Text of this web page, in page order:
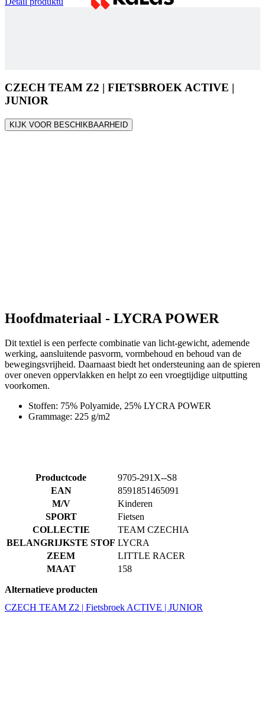
CZECH TEAM Z2 | FIETSBROEK ACTIVE |
JUNIOR
KIJK VOOR BESCHIKBAARHEID
Hoofdmateriaal - LYCRA POWER
Dit textiel is een perfecte combinatie van licht-gewicht, ademende
werking, aansluitende pasvorm, vormbehoud en behoud van de
bewegingsvrijheid. Daarnaast biedt het ondersteuning aan de spieren
over oneven oppervlakken en helpt zo een vroegtijdige uitputting
voorkomen.
Stoffen: 75% Polyamide, 25% LYCRA POWER
Grammage: 225 g/m2
Productcode
9705-291X--S8
EAN
8591851465091
M/V
Kinderen
SPORT
Fietsen
COLLECTIE
TEAM CZECHIA
BELANGRIJKSTE STOF LYCRA
ZEEM
LITTLE RACER
MAAT
158
Alternatieve producten
CZECH TEAM Z2 | Fietsbroek ACTIVE | JUNIOR